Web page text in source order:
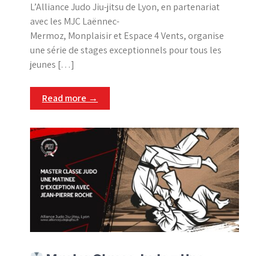
L’Alliance Judo Jiu-jitsu de Lyon, en partenariat
avec les MJC Laënnec-
Mermoz, Monplaisir et Espace 4 Vents, organise
une série de stages exceptionnels pour tous les
jeunes […]
Read more →